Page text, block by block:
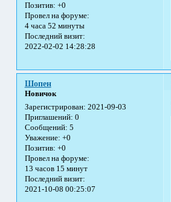
Позитив: +0
Провел на форуме:
4 часа 52 минуты
Последний визит:
2022-02-02 14:28:28
Шопен
Новичок
Зарегистрирован: 2021-09-03
Приглашений: 0
Сообщений: 5
Уважение: +0
Позитив: +0
Провел на форуме:
13 часов 15 минут
Последний визит:
2021-10-08 00:25:07